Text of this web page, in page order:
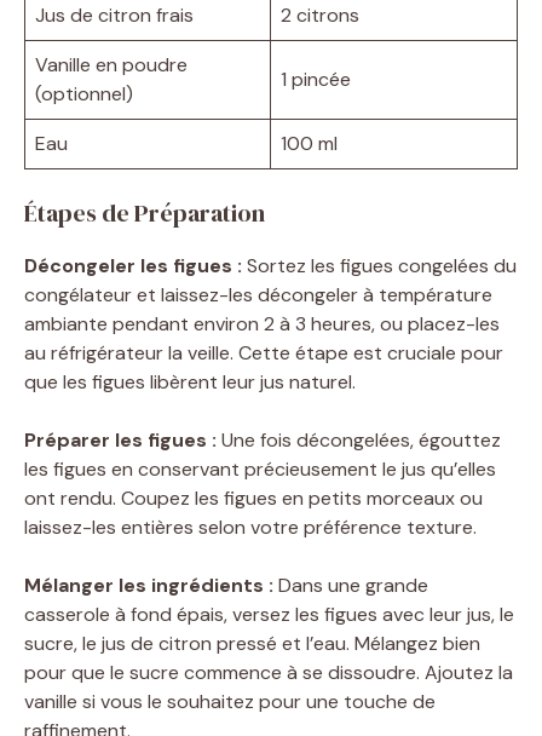
Jus de citron frais
2 citrons
Vanille en poudre
(optionnel)
1 pincée
Eau 100 ml
Étapes de Préparation
Décongeler les figues : Sortez les figues congelées du
congélateur et laissez-les décongeler à température
ambiante pendant environ 2 à 3 heures, ou placez-les
au réfrigérateur la veille. Cette étape est cruciale pour
que les figues libèrent leur jus naturel.
Préparer les figues : Une fois décongelées, égouttez
les figues en conservant précieusement le jus qu’elles
ont rendu. Coupez les figues en petits morceaux ou
laissez-les entières selon votre préférence texture.
Mélanger les ingrédients : Dans une grande
casserole à fond épais, versez les figues avec leur jus, le
sucre, le jus de citron pressé et l’eau. Mélangez bien
pour que le sucre commence à se dissoudre. Ajoutez la
vanille si vous le souhaitez pour une touche de
raffinement.